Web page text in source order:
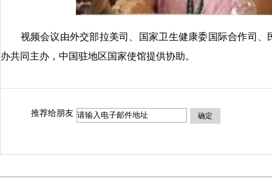
视频会议由外交部拉美司、国家卫生健康委国际合作司、
办共同主办，中国驻地区国家使馆提供协助。
推荐给朋友 确定